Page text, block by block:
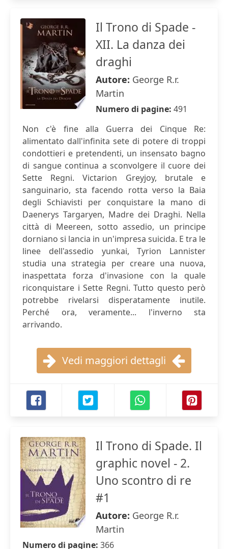
Il Trono di Spade -
XII. La danza dei
draghi
Autore: George R.r.
Martin
Numero di pagine: 491
Non c'è fine alla Guerra dei Cinque Re:
alimentato dall'infinita sete di potere di troppi
condottieri e pretendenti, un insensato bagno
di sangue continua a sconvolgere il cuore dei
Sette Regni. Victarion Greyjoy, brutale e
sanguinario, sta facendo rotta verso la Baia
degli Schiavisti per conquistare la mano di
Daenerys Targaryen, Madre dei Draghi. Nella
città di Meereen, sotto assedio, un principe
dorniano si lancia in un'impresa suicida. E tra le
linee dell'assedio yunkai, Tyrion Lannister
studia una strategia per creare una nuova,
inaspettata forza d'invasione con la quale
riconquistare i Sette Regni. Tutto questo però
potrebbe rivelarsi disperatamente inutile.
Perché ora, veramente... l'inverno sta
arrivando.
Vedi maggiori dettagli
Il Trono di Spade. Il
graphic novel - 2.
Uno scontro di re
#1
Autore: George R.r.
Martin
Numero di pagine: 366